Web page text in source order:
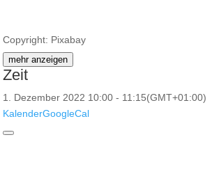
Copyright: Pixabay
mehr anzeigen
Zeit
1. Dezember 2022 10:00 - 11:15(GMT+01:00)
KalenderGoogleCal